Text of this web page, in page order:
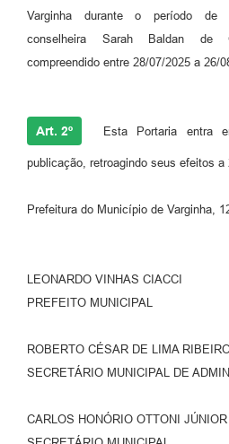
Varginha durante o período de
conselheira Sarah Baldan de
compreendido entre 28/07/2025 a 26/
Art. 2º Esta Portaria entra
publicação, retroagindo seus efeitos a
Prefeitura do Município de Varginha,
LEONARDO VINHAS CIACCI
PREFEITO MUNICIPAL
ROBERTO CÉSAR DE LIMA
SECRETÁRIO MUNICIPAL DE
CARLOS HONÓRIO OTTONI JÚNIOR